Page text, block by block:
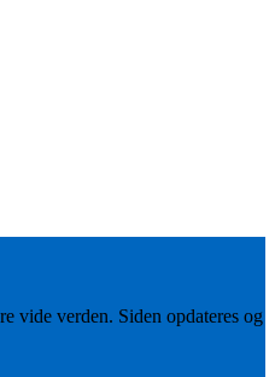
vide verden. Siden opdateres og